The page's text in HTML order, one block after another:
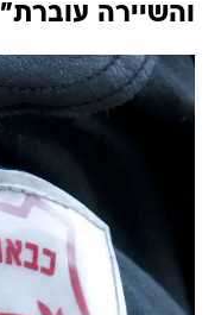
והשיירה עוברת"